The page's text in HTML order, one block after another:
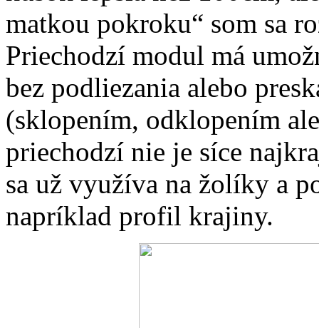
matkou pokroku“ som sa
Priechodzí modul má
bez podliezania alebo
(sklopením, odklopením
priechodzí nie je síce
sa už využíva na žolíky a
napríklad profil krajiny.